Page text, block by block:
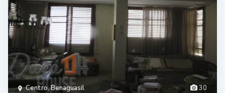
30
Centro,Benaguasil